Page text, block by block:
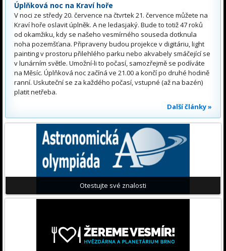
Úplňková noc na Kraví hoře
V noci ze středy 20. července na čtvrtek 21. července můžete na
Kraví hoře oslavit úplněk. A ne ledasjaký. Bude to totiž 47 roků
od okamžiku, kdy se našeho vesmírného souseda dotknula
noha pozemšťana. Připraveny budou projekce v digitáriu, light
painting v prostoru přilehlého parku nebo akvabely smáčející se
v lunárním světle. Umožní-li to počasí, samozřejmě se podíváte
na Měsíc. Úplňková noc začíná ve 21.00 a končí po druhé hodině
ranní. Uskuteční se za každého počasí, vstupné (až na bazén)
platit netřeba.
Další články »
Otestujte své znalosti